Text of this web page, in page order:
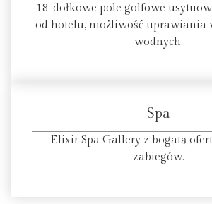
18-dołkowe pole golfowe
od hotelu, możliwość uprawiania
wodnych.
Spa
Elixir Spa Gallery z bogatą
zabiegów.